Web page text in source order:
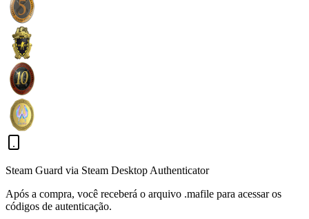
Steam Guard via Steam Desktop Authenticator
Após a compra, você receberá o arquivo .mafile para acessar os
códigos de autenticação.